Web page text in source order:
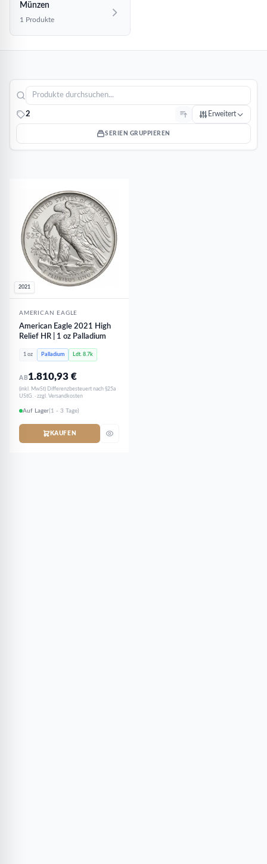
Münzen
1 Produkte
2 Erweitert
SERIEN GRUPPIEREN
2021
AMERICAN EAGLE
American Eagle 2021 High
Relief HR | 1 oz Palladium
1 oz Palladium Ldt. 8.7k
AB 1.810,93€
(inkl. MwSt) Differenzbesteuert nach §25a
UStG. · zzgl. Versandkosten
Auf Lager(1 - 3 Tage)
KAUFEN